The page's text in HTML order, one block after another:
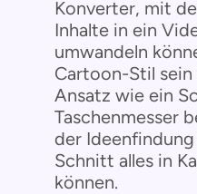
Konverter, mit
Inhalte in ein
umwandeln
Cartoon-Stil
Ansatz wie ein
Taschenmesser
der
Schnitt alles in
können.